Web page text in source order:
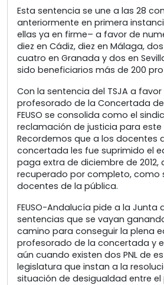
Esta sentencia se une a las 28
anteriormente en primera
ellas ya en firme– a favor de
diez en Cádiz, diez en Málaga,
cuatro en Granada y dos en
sido beneficiarios más de 200
Con la sentencia del TSJA a
profesorado de la Concertada de
FEUSO se consolida como el
reclamación de justicia para
Recordemos que a los docentes
concertada les fue suprimido el
paga extra de diciembre de 2012,
recuperado por completo, como
docentes de la pública.
FEUSO-Andalucía pide a la Junta
sentencias que se vayan
camino para conseguir la plena
profesorado de la concertada y
aún cuando existen dos PNL de
legislatura que instan a la
situación de desigualdad entre